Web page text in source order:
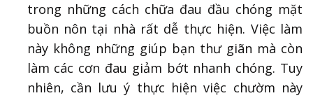
trong những cách chữa đau đầu chóng mặt
buồn nôn tại nhà rất dễ thực hiện. Việc làm
này không những giúp bạn thư giãn mà còn
làm các cơn đau giảm bớt nhanh chóng. Tuy
nhiên, cần lưu ý thực hiện việc chườm này